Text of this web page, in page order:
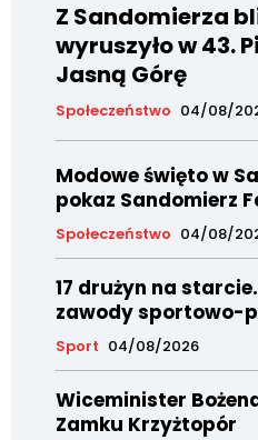
Z Sandomierza
wyruszyło w 43.
Jasną Górę
Społeczeństwo 04/08/
Modowe święto w
pokaz Sandomierz
Społeczeństwo 04/08/
17 drużyn na
zawody sportowo-
Sport 04/08/2026
Wiceminister
Zamku Krzyżtopór